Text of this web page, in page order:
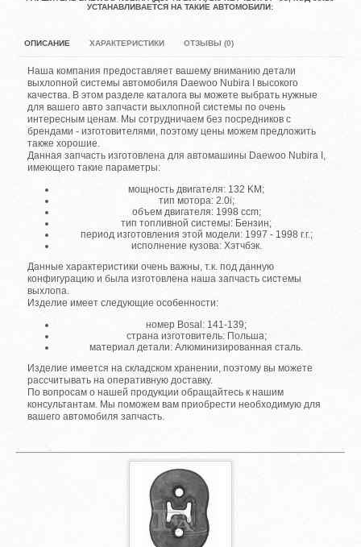
УСТАНАВЛИВАЕТСЯ НА ТАКИЕ АВТОМОБИЛИ:
ОПИСАНИЕ ХАРАКТЕРИСТИКИ ОТЗЫВЫ (0)
Наша компания предоставляет вашему вниманию детали
выхлопной системы автомобиля Daewoo Nubira I высокого
качества. В этом разделе каталога вы можете выбрать нужные
для вашего авто запчасти выхлопной системы по очень
интересным ценам. Мы сотрудничаем без посредников с
брендами - изготовителями, поэтому цены можем предложить
также хорошие.
Данная запчасть изготовлена для автомашины Daewoo Nubira I,
имеющего такие параметры:
мощность двигателя: 132 KM;
тип мотора: 2.0i;
объем двигателя: 1998 ccm;
тип топливной системы: Бензин;
период изготовления этой модели: 1997 - 1998 г.г.;
исполнение кузова: Хэтчбэк.
Данные характеристики очень важны, т.к. под данную
конфигурацию и была изготовлена наша запчасть системы
выхлопа.
Изделие имеет следующие особенности:
номер Bosal: 141-139;
страна изготовитель: Польша;
материал детали: Алюминизированная сталь.
Изделие имеется на складском хранении, поэтому вы можете
рассчитывать на оперативную доставку.
По вопросам о нашей продукции обращайтесь к нашим
консультантам. Мы поможем вам приобрести необходимую для
вашего автомобиля запчасть.